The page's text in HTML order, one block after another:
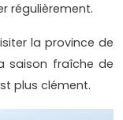
régulièrement.
la province de
saison fraîche de
plus clément.